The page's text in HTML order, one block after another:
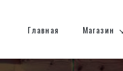
Главная Магазин